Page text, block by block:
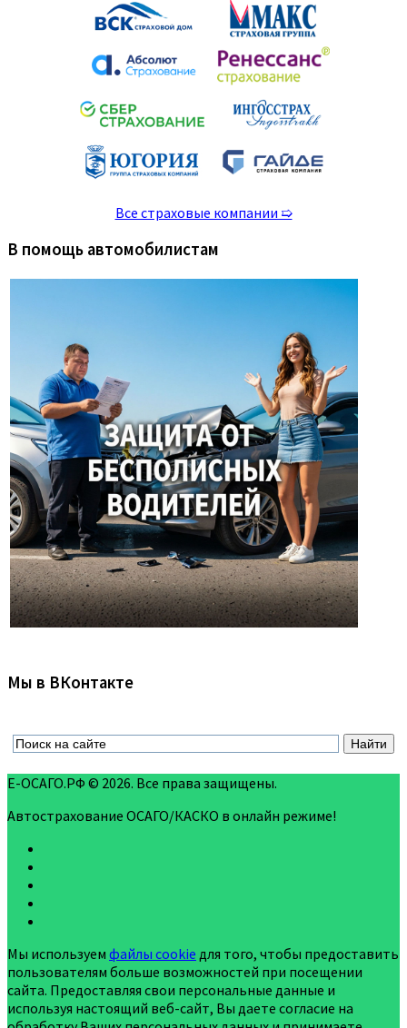
Все страховые компании ➯
В помощь автомобилистам
Мы в ВКонтакте
Е-ОСАГО.РФ © 2026. Все права защищены.
Автострахование ОСАГО/КАСКО в онлайн режиме!
Мы используем файлы cookie для того, чтобы предоставить
пользователям больше возможностей при посещении
сайта. Предоставляя свои персональные данные и
используя настоящий веб-сайт, Вы даете согласие на